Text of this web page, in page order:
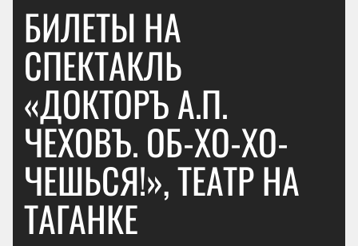
БИЛЕТЫ НА
СПЕКТАКЛЬ
«ДОКТОРЪ А.П.
ЧЕХОВЪ. ОБ-ХО-ХО-
ЧЕШЬСЯ!», ТЕАТР НА
ТАГАНКЕ